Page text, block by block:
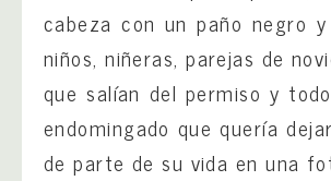
cabeza con un paño negro
niños, niñeras, parejas de
que salían del permiso y
endomingado que quería
de parte de su vida en una